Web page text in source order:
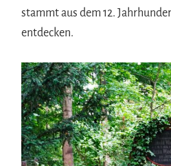
stammt aus dem 12.
entdecken.